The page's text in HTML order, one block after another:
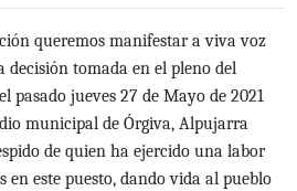
queremos manifestar a viva voz
decisión tomada en el pleno del
pasado jueves 27 de Mayo de 2021
municipal de Órgiva, Alpujarra
de quien ha ejercido una labor
en este puesto, dando vida al pueblo